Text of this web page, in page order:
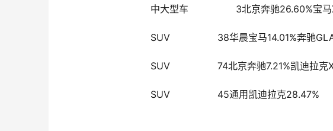
中大型车                3北京奔驰
SUV                38华晨宝马14.01%
SUV                74北京奔驰7.21%凯
                        SUV                45通用凯迪拉克28.47%